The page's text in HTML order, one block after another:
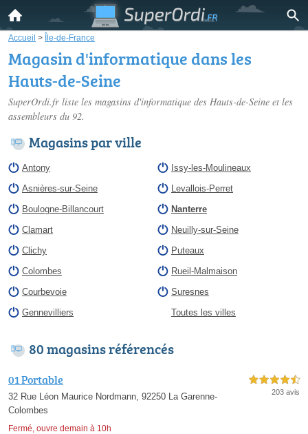
Accueil > Île-de-France
Magasin d'informatique dans les
Hauts-de-Seine
SuperOrdi.fr liste les magasins d'informatique des Hauts-de-Seine et les
assembleurs du 92.
Magasins par ville
Antony
Asnières-sur-Seine
Boulogne-Billancourt
Clamart
Clichy
Colombes
Courbevoie
Gennevilliers
Issy-les-Moulineaux
Levallois-Perret
Nanterre
Neuilly-sur-Seine
Puteaux
Rueil-Malmaison
Suresnes
Toutes les villes
80 magasins référencés
01 Portable
32 Rue Léon Maurice Nordmann, 92250 La Garenne-
Colombes
Fermé, ouvre demain à 10h
4,5 étoiles sur 5
203 avis